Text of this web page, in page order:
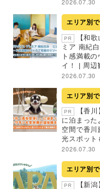
2026.07.30
エリア別
PR
【和
ミア 南紀
ト感満載
イ！ | 周辺
2026.07.30
エリア別
PR
【香
に泊まった
空間で香
光スポット
2026.07.30
エリア別
PR
【新